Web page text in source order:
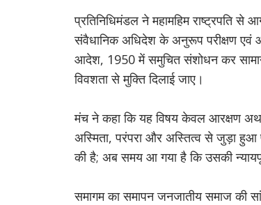
प्रतिनिधिमंडल ने महामहिम राष्ट्रपति
संवैधानिक अधिदेश के अनुरूप परीक्षण एवं
आदेश, 1950 में समुचित संशोधन कर
विवशता से मुक्ति दिलाई जाए।
मंच ने कहा कि यह विषय केवल आरक्षण
अस्मिता, परंपरा और अस्तित्व से जुड़ा हुआ
की है; अब समय आ गया है कि उसकी
समागम का समापन जनजातीय समाज की